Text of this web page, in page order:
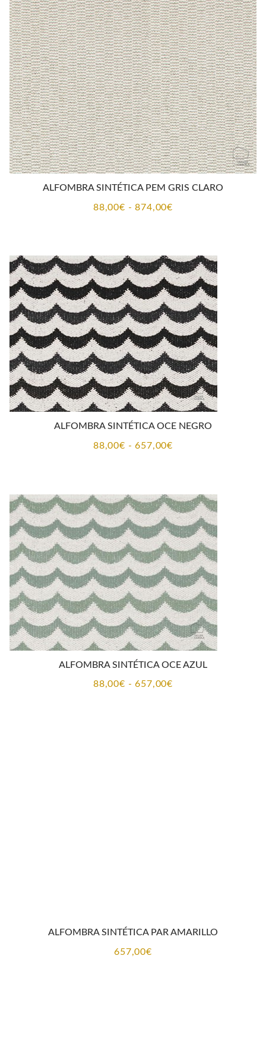
88,00€
hasta
874,00€
ALFOMBRA SINTÉTICA PEM GRIS CLARO
88,00€ - 874,00€Rango
desde
88,00€
hasta
874,00€
ALFOMBRA SINTÉTICA OCE NEGRO
88,00€ - 657,00€Rango
desde
88,00€
hasta
657,00€
ALFOMBRA SINTÉTICA OCE AZUL
88,00€ - 657,00€Rango
ALFOMBRA SINTÉTICA PAR AMARILLO
657,00€